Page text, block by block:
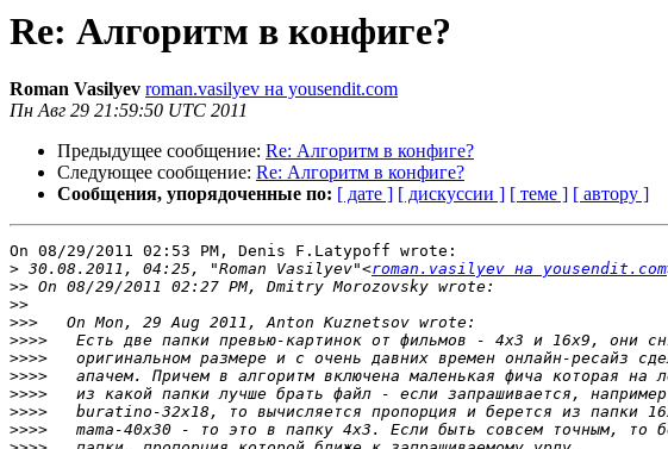
Re: Алгоритм в конфиге?
Roman Vasilyev roman.vasilyev на yousendit.com
Пн Авг 29 21:59:50 UTC 2011
Предыдущее сообщение: Re: Алгоритм в конфиге?
Следующее сообщение: Re: Алгоритм в конфиге?
Сообщения, упорядоченные по: [ дате ] [ дискуссии ] [ теме ] [ автору ]
On 08/29/2011 02:53 PM, Denis F.Latypoff wrote:
> 30.08.2011, 04:25, "Roman Vasilyev"<roman.vasilyev на yousendit.com
>>
>>
>>>
>>>>
>>>>
>>>>
>>>>
>>>>
>>>>